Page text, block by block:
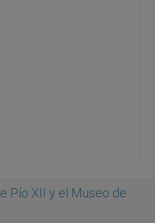
Pío XII y el Museo de